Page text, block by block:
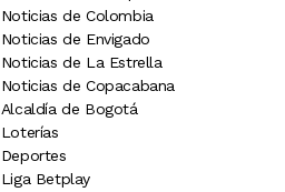
Noticias de Colombia
Noticias de Envigado
Noticias de La Estrella
Noticias de Copacabana
Alcaldía de Bogotá
Loterías
Deportes
Liga Betplay